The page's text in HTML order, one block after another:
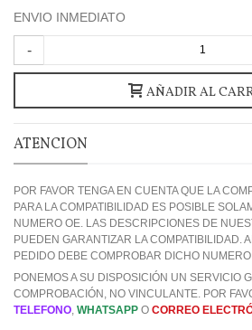
ENVIO INMEDIATO
-
AÑADIR AL
ATENCION
POR FAVOR TENGA EN CUENTA QUE LA
PARA LA COMPATIBILIDAD ES POSIBLE
NUMERO OE. LAS DESCRIPCIONES DE
PUEDEN GARANTIZAR LA COMPATIBILIDAD.
PEDIDO DEBE COMPROBAR DICHO
PONEMOS A SU DISPOSICIÓN UN SERVICIO
COMPROBACIÓN, NO VINCULANTE. POR
TELEFONO, WHATSAPP O CORREO